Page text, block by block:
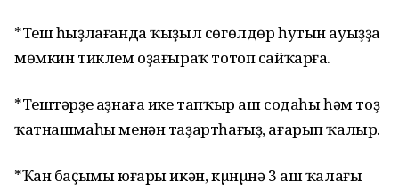
*Теш һыҙлағанда ҡыҙыл сөгөлдөр һутын ауыҙҙа
мөмкин тиклем оҙағыраҡ тотоп сайҡарға.
*Тештәрҙе аҙнаға ике тапҡыр аш содаһы һәм тоҙ
ҡатнашмаһы менән таҙартһағыҙ, ағарып ҡалыр.
*Ҡан баҫымы юғары икән, кµнµнә 3 аш ҡалағы